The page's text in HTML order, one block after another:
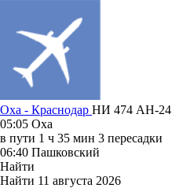
Оха - Краснодар НИ 474 АН-24
05:05 Оха
в пути 1 ч 35 мин 3 пересадки
06:40 Пашковский
Найти
Найти 11 августа 2026